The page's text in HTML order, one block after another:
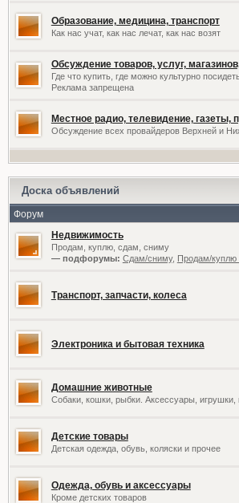
Образование, медицина, транспорт
Как нас учат, как нас лечат, как нас возят
Обсуждение товаров, услуг,
Где что купить, где можно культурно
Реклама запрещена
Местное радио, телевидение, газеты,
Обсуждение всех провайдеров Верхней и
Доска объявлений
Форум
Недвижимость
Продам, куплю, сдам, сниму
— подфорумы: Сдам/сниму, Продам/куплю
Транспорт, запчасти, колеса
Электроника и бытовая техника
Домашние животные
Собаки, кошки, рыбки. Аксессуары, игрушки,
Детские товары
Детская одежда, обувь, коляски и прочее
Одежда, обувь и аксессуары
Кроме детских товаров